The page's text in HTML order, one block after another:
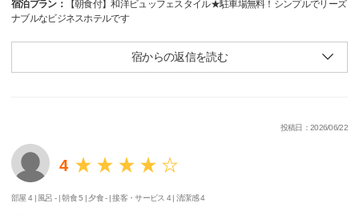
宿泊プラン：
【朝食付】和洋ビュッフェスタイル★駐車場無料！シンプルでリーズ
ナブルなビジネスホテルです
宿からの返信を読む
投稿日：2026/06/22
4
部屋 4 | 風呂 - |朝食 5 | 夕食 - |接客・サービス 4 |清潔感 4